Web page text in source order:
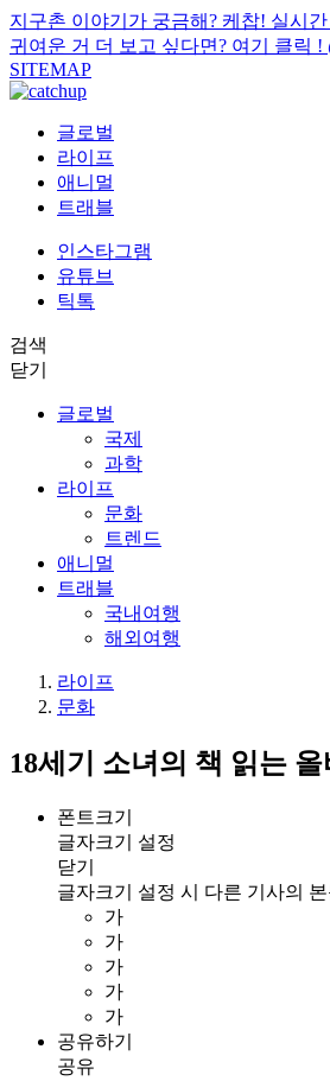
지구촌 이야기가 궁금해? 케찹! 실시
귀여운 거 더 보고 싶다면? 여기 클릭 !
SITEMAP
글로벌
라이프
애니멀
트래블
인스타그램
유튜브
틱톡
검색
닫기
글로벌
국제
과학
라이프
문화
트렌드
애니멀
트래블
국내여행
해외여행
라이프
문화
18세기 소녀의 책 읽는
폰트크기
글자크기 설정
닫기
글자크기 설정 시 다른 기사의
가
가
가
가
가
공유하기
공유